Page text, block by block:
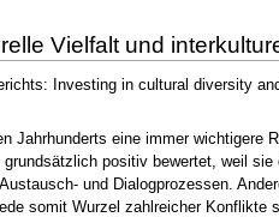
Vielfalt und
Investing in cultural diversity
Jahrhunderts eine immer
positiv bewertet, weil
und Dialogprozessen.
somit Wurzel zahlreicher